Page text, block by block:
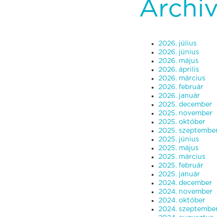
2026. július
2026. június
2026. május
2026. április
2026. március
2026. február
2026. január
2025. december
2025. november
2025. október
2025.
2025. június
2025. május
2025. március
2025. február
2025. január
2024. december
2024. november
2024. október
2024.